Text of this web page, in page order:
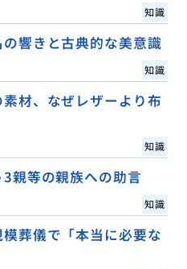
知識
響きと古典的な美意識
知識
材、なぜレザーより布
知識
親等の親族への助言
知識
葬儀で「本当に必要な